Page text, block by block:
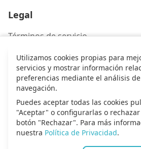
Legal
Términos de servicio
Política de privacidad
Contacto
Escríbenos
Utilizamos cookies propias para
servicios y mostrar información
preferencias mediante el análisis
navegación.
Puedes aceptar todas las cookies
"Aceptar" o configurarlas o
botón "Rechazar". Para más
nuestra Política de Privacidad.